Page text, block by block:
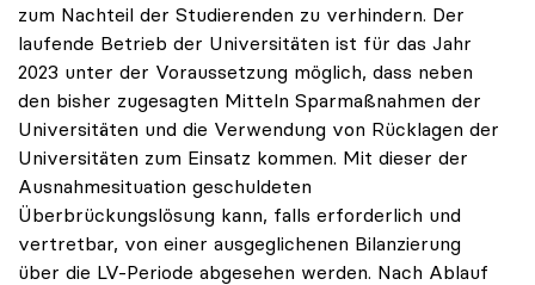
zum Nachteil der Studierenden zu verhindern. Der
laufende Betrieb der Universitäten ist für das Jahr
2023 unter der Voraussetzung möglich, dass neben
den bisher zugesagten Mitteln Sparmaßnahmen der
Universitäten und die Verwendung von Rücklagen der
Universitäten zum Einsatz kommen. Mit dieser der
Ausnahmesituation geschuldeten
Überbrückungslösung kann, falls erforderlich und
vertretbar, von einer ausgeglichenen Bilanzierung
über die LV-Periode abgesehen werden. Nach Ablauf